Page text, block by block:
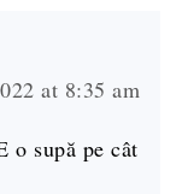
at 8:35 am
o supă pe cât